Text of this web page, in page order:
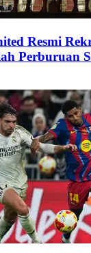
Resmi
Perburuan